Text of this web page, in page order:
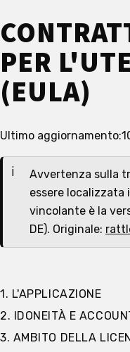
PER
(EULA)
Ultimo aggiornamento:
Avvertenza sulla
essere localizzata
vincolante è la
DE). Originale:
1. L'APPLICAZIONE
2. IDONEITÀ E
3. AMBITO DELLA